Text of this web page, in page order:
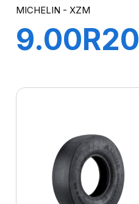
MICHELIN - XZM
9.00R20